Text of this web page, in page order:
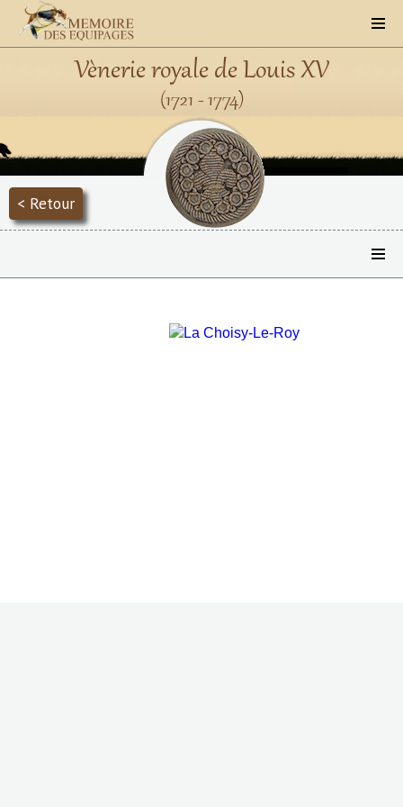
Vènerie royale de Louis XV
(1721 - 1774)
< Retour